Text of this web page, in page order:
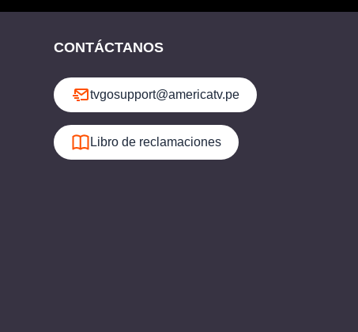
CONTÁCTANOS
tvgosupport@americatv.pe
Libro de reclamaciones